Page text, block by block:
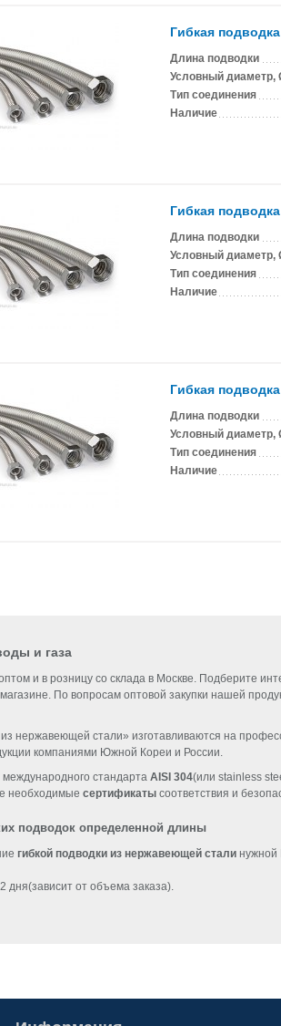
Гибкая
Длина подводки
Условный диаметр,
Тип соединения
Наличие
Гибкая
Длина подводки
Условный диаметр,
Тип соединения
Наличие
Гибкая
Длина подводки
Условный диаметр,
Тип соединения
Наличие
и газа
и в розницу со склада в Москве. Подберите
По вопросам оптовой закупки нашей
нержавеющей стали» изготавливаются на
компаниями Южной Кореи и России.
стандарта AISI 304(или stainless
необходимые сертификаты соответствия и
подводок определенной длины
гибкой подводки из нержавеющей стали нужной
дня(зависит от объема заказа).